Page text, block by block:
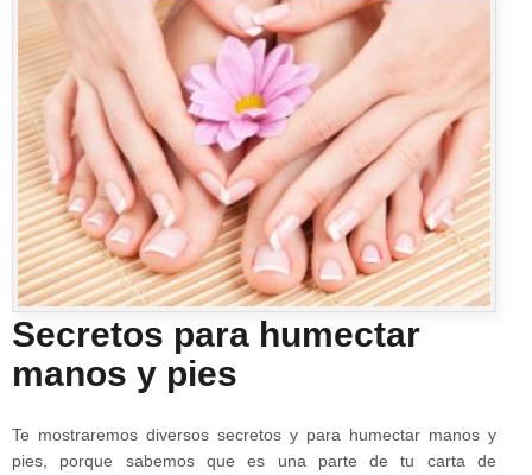
Secretos para humectar
manos y pies
Te mostraremos diversos secretos y para humectar manos y
pies, porque sabemos que es una parte de tu carta de